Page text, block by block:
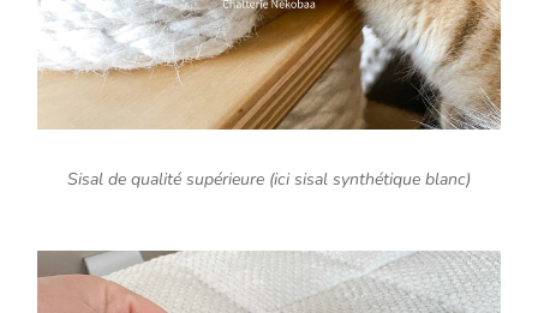
Sisal de qualité supérieure (ici sisal synthétique blanc)